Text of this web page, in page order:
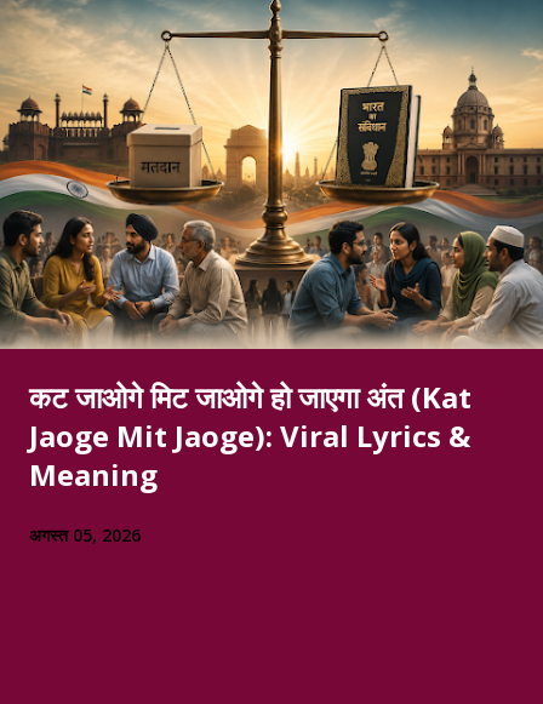
कट जाओगे मिट जाओगे हो जाएगा अंत (Kat
Jaoge Mit Jaoge): Viral Lyrics &
Meaning
अगस्त 05, 2026